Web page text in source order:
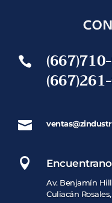



Av. Benjamín Hill
Culiacán